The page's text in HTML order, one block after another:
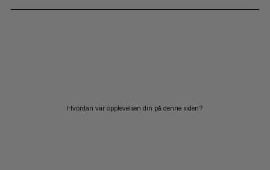
Hvordan var opplevelsen din på denne siden?